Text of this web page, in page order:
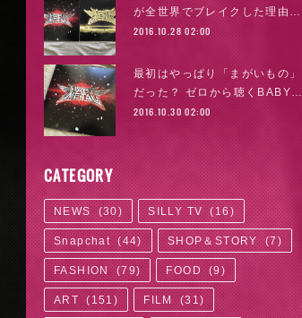
が全世界でブレイクした理由…
2016.10.28 02:00
最初はやっぱり「まがいもの」
だった？ ゼロから聴くBABY…
2016.10.30 02:00
CATEGORY
NEWS (30) SILLY TV (16)
Snapchat (44) SHOP＆STORY (7)
FASHION (79) FOOD (9 )
ART ( 151 ) FILM (31)